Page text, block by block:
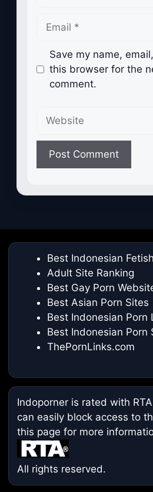
Email
Save my name,
this browser for the
comment.
Best Indonesian
Adult Site Ranking
Best Gay Porn
Best Asian Porn Sites
Best Indonesian Porn
Best Indonesian Porn
ThePornLinks.com
Indoporner is rated with
can easily block access to
this page for more
All rights reserved.